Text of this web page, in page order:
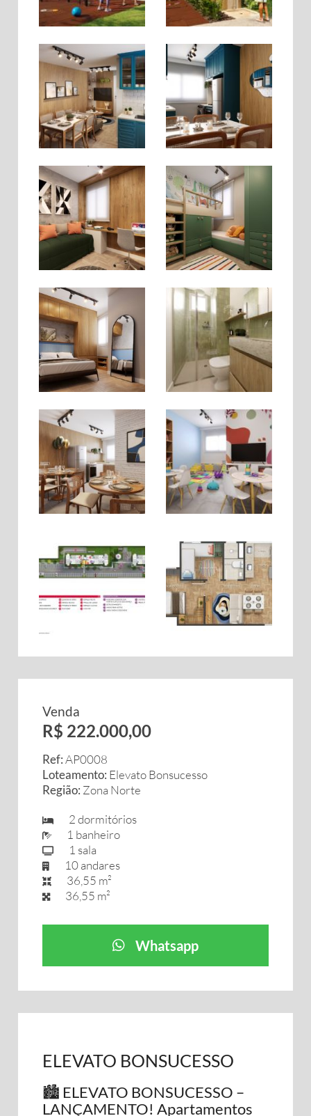
Venda
R$ 222.000,00
Ref:AP0008
Loteamento: Elevato Bonsucesso
Região: Zona Norte
2 dormitórios
1 banheiro
1 sala
10 andares
36,55 m²
36,55 m²
Whatsapp
ELEVATO BONSUCESSO
🏙️ ELEVATO BONSUCESSO –
LANÇAMENTO! Apartamentos